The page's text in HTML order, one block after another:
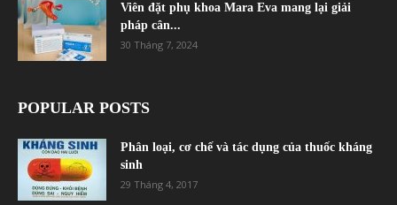
Viên đặt phụ khoa Mara Eva mang lại giải
pháp cân...
30 Tháng 7, 2024
POPULAR POSTS
Phân loại, cơ chế và tác dụng của thuốc kháng
sinh
29 Tháng 4, 2017